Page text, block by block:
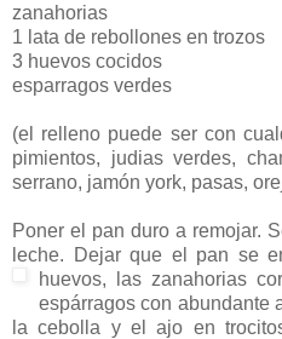
zanahorias
1 lata de rebollones en trozos
3 huevos cocidos
esparragos verdes
(el relleno puede ser con
pimientos, judias verdes,
serrano, jamón york, pasas,
Poner el pan duro a remojar.
leche. Dejar que el pan se
huevos,
las zanahorias
espárragos con abundante
la cebolla y el ajo en